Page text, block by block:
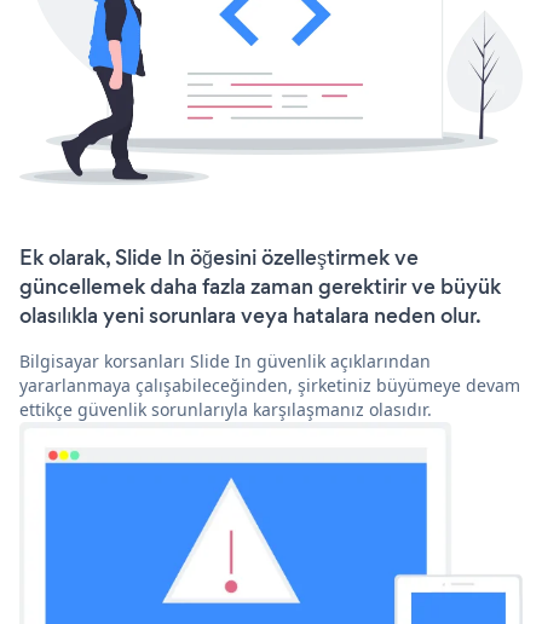
Ek olarak, Slide In öğesini özelleştirmek ve
güncellemek daha fazla zaman gerektirir ve büyük
olasılıkla yeni sorunlara veya hatalara neden olur.
Bilgisayar korsanları Slide In güvenlik açıklarından
yararlanmaya çalışabileceğinden, şirketiniz büyümeye devam
ettikçe güvenlik sorunlarıyla karşılaşmanız olasıdır.